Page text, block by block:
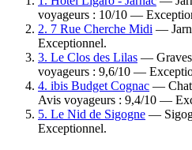
voyageurs : 10/10 —
2. 7 Rue Cherche Midi —
Exceptionnel.
3. Le Clos des Lilas —
voyageurs : 9,6/10 —
4. ibis Budget Cognac —
Avis voyageurs : 9,4/10 —
5. Le Nid de Sigogne —
Exceptionnel.